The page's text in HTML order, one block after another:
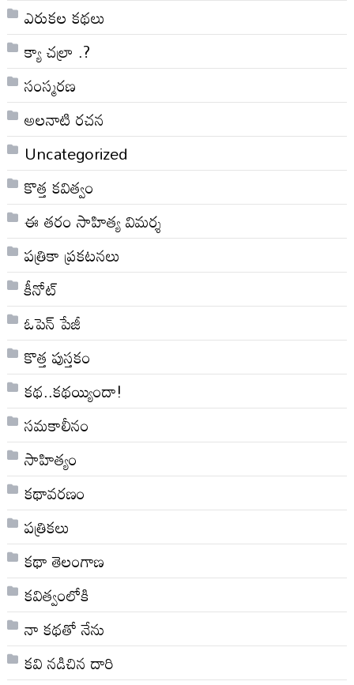
ఎరుకల కథలు
క్యా చల్రా .?
సంస్మరణ
అలనాటి రచన
Uncategorized
కొత్త కవిత్వం
ఈ తరం సాహిత్య విమర్శ
పత్రికా ప్రకటనలు
కీనోట్
ఓపెన్ పేజీ
కొత్త పుస్తకం
కథ..కథయ్యిందా!
సమకాలీనం
సాహిత్యం
కథావరణం
పత్రికలు
కథా తెలంగాణ
కవిత్వంలోకి
నా క‌థ‌తో నేను
కవి నడిచిన దారి